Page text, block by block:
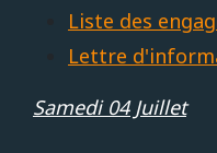
Liste des
Lettre
Samedi 04 Juillet